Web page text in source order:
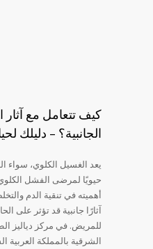
كيف تتعامل مع آثار
الجانبية؟ – دليلك
يعد الغسيل الكلوي، سواء
حيويًا لمرضى الفشل
أهميته في تنقية الدم
آثارًا جانبية قد تؤثر على
للمريض. في مركز دياليز
الشرقية بالمملكة العربية